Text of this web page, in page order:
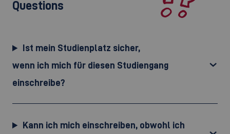
Questions
Ist mein Studienplatz sicher,
wenn ich mich für diesen Studiengang
einschreibe?
Kann ich mich einschreiben, obwohl ich